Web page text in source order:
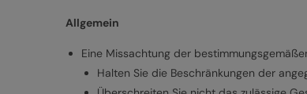
Allgemein
Eine Missachtung der
Halten Sie die Beschränkungen der